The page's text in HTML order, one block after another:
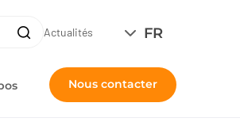
FR
Recherche
Actualités
Nous contacter